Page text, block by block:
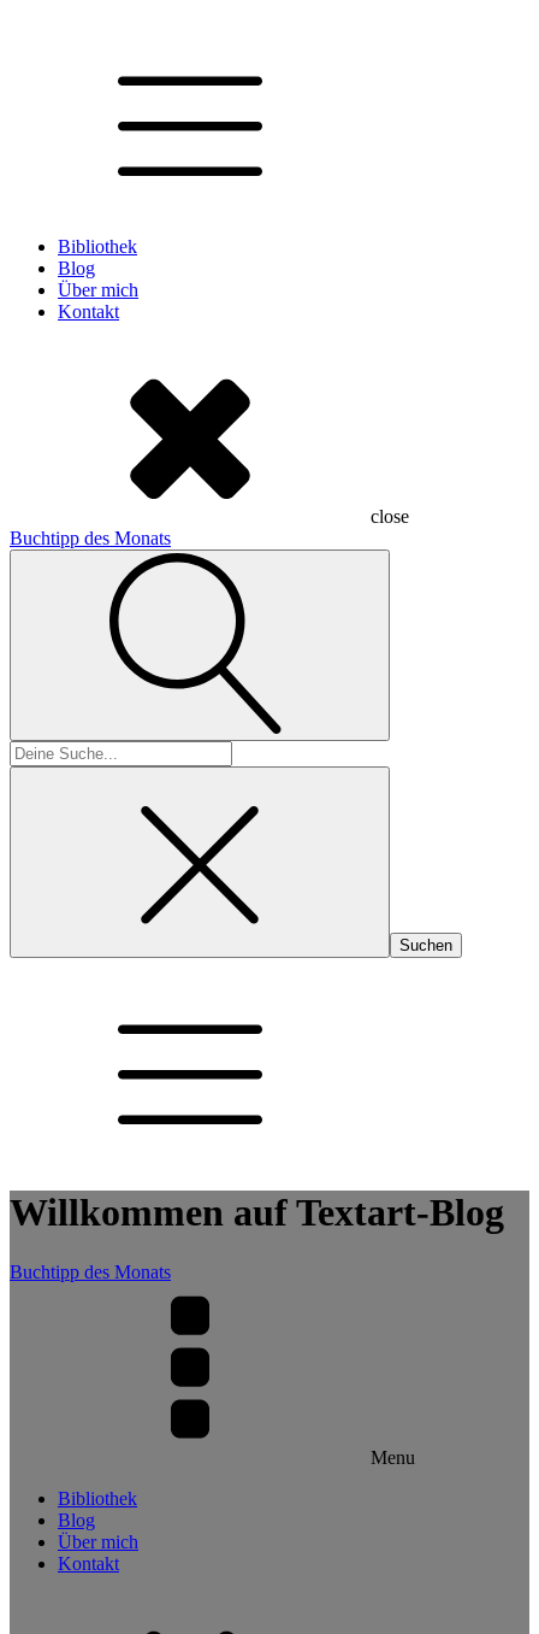
Bibliothek
Blog
Über mich
Kontakt
close
Buchtipp des Monats
Suchen
nach:
Willkommen auf Textart-Blog
Buchtipp des Monats
Menu
Bibliothek
Blog
Über mich
Kontakt